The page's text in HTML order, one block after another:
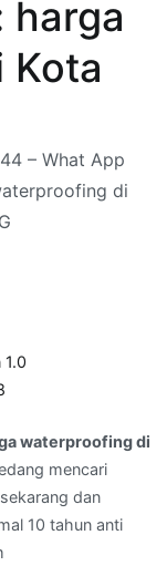
harga
– What App
di
waterproofing di
mencari
dan
10 tahun anti